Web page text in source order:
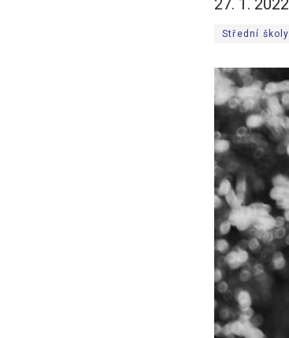
27. 1. 2022
Střední školy